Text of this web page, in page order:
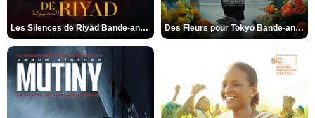
Les Silences de Riyad Bande-annonce VO STFR Des Fleurs pour Tokyo Bande-annonce VO STFR